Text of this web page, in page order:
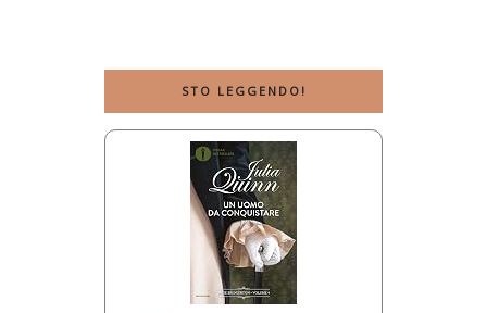
STO LEGGENDO!